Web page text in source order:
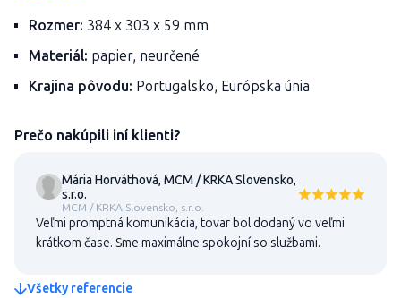
Rozmer: 384 x 303 x 59 mm
Materiál: papier, neurčené
Krajina pôvodu: Portugalsko, Európska únia
Prečo nakúpili iní klienti?
Mária Horváthová, MCM / KRKA Slovensko,
s.r.o.
MCM / KRKA Slovensko, s.r.o.
Veľmi promptná komunikácia, tovar bol dodaný vo veľmi
krátkom čase. Sme maximálne spokojní so službami.
Všetky referencie